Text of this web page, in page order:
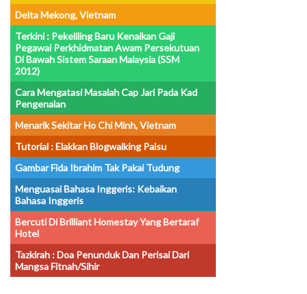
Delta Mekong, Vietnam
Terkini : Pekeliling Baru Kenaikan Gaji
Pegawai Perkhidmatan Awam Persekutuan
Di Bawah Sistem Saraan Malaysia (SSM
2012)
Cara Mengatasi Masalah Cap Jari Pada Kad
Pengenalan
Menarik Sekitar Ho Chi Minh, Vietnam
Tutorial : Elakkan Blogwalking Palsu
Gambar Fida Ibrahim Tak Pakai Tudung
Menguasai Bahasa Inggeris: Kebaikan
Bahasa Inggeris
Bercuti Di Brilliant Homestay Yang Bertaraf
Hotel
Tazkirah : Doa Penunduk Dan Perisai Dari
Mangsa Fitnah/sihir